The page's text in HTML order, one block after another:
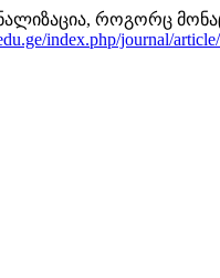
როგორც
index.php/journal/